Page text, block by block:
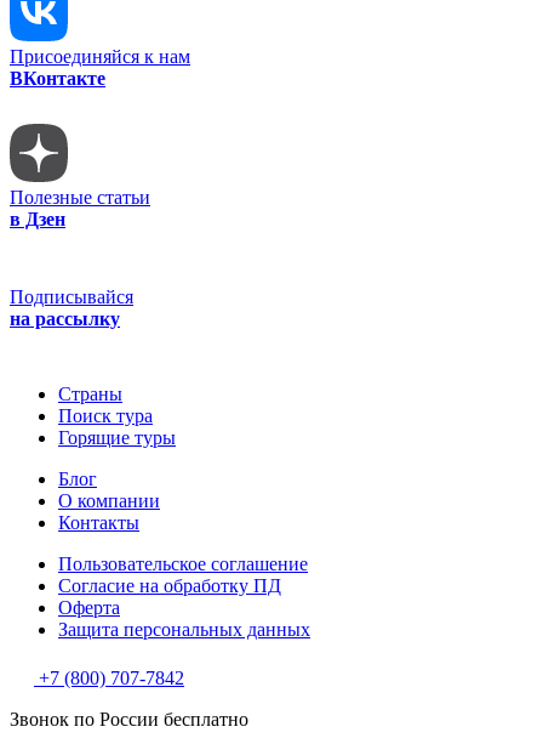
Присоединяйся к нам
ВКонтакте
Полезные статьи
в Дзен
Подписывайся
на рассылку
Страны
Поиск тура
Горящие туры
Блог
О компании
Контакты
Пользовательское соглашение
Согласие на обработку ПД
Оферта
Защитa персональных данных
+7 (800) 707-7842
Звонок по России бесплатно